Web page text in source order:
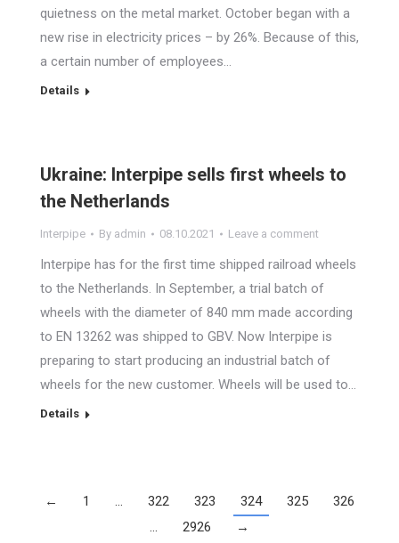
quietness on the metal market. October began with a
new rise in electricity prices – by 26%. Because of this,
a certain number of employees…
Details
Ukraine: Interpipe sells first wheels to
the Netherlands
Interpipe By admin 08.10.2021 Leave a comment
Interpipe has for the first time shipped railroad wheels
to the Netherlands. In September, a trial batch of
wheels with the diameter of 840 mm made according
to EN 13262 was shipped to GBV. Now Interpipe is
preparing to start producing an industrial batch of
wheels for the new customer. Wheels will be used to…
Details
← 1 … 322 323 324 325
326
…
2926 →